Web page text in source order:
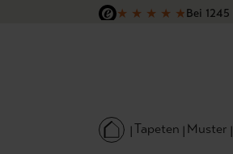
Hauptinhalt springen
Zur Suche springen
Zur Hauptnavigation springen
★ ★ ★ ★ ★Bei
Tapeten Muster